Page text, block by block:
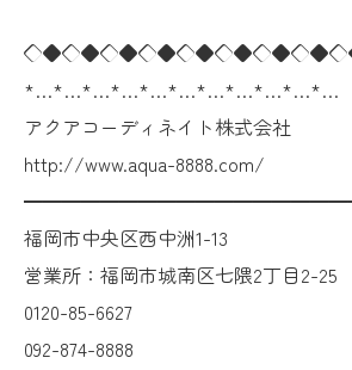
*…*…*…*…*…*…*…*…*…*…*…
アクアコーディネイト株式会社
http://www.aqua-8888.com/
福岡市中央区西中洲1-13
営業所：福岡市城南区七隈2丁目2-25
0120-85-6627
092-874-8888